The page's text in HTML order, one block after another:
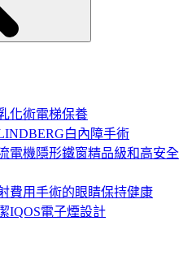
化術電梯保養
白內障手術
電機隱形鐵窗精品級和高安全
費用手術的眼睛保持健康
IQOS電子煙設計